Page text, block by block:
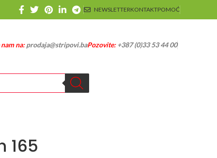
NEWSLETTERKONTAKTPOMOĆ
na:prodaja@stripovi.baPozovite:+387 (0)33 53 44 00
165